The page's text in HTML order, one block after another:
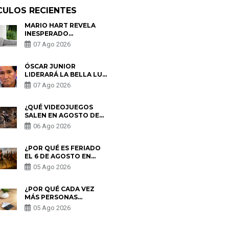
RECIENTES
MARIO HART REVELA
INESPERADO
PROBLEMA DE SALUD
ANTES DE SEPARARSE
ENCONTRARON UN
TUMOR”
07 Ago 2026
ÓSCAR JUNIOR
LIDERARÁ LA BELLA LUZ
TRAS SALIDA DE SU
PADRE POR POLÉMICA
07 Ago 2026
¿QUÉ VIDEOJUEGOS
SALEN EN AGOSTO DE
2026? ESTOS SON LOS
ESTRENOS MÁS
06 Ago 2026
¿POR QUÉ ES FERIADO
EL 6 DE AGOSTO EN
PERÚ? ESTA ES LA
HISTORIA
05 Ago 2026
¿POR QUÉ CADA VEZ
MÁS PERSONAS
UTILIZAN UNA VPN
PARA PROTEGER SU
05 Ago 2026